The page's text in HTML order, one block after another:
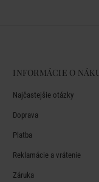
INFORMÁCIE O
Najčastejšie otázky
Doprava
Platba
Reklamácie a vrátenie
Záruka